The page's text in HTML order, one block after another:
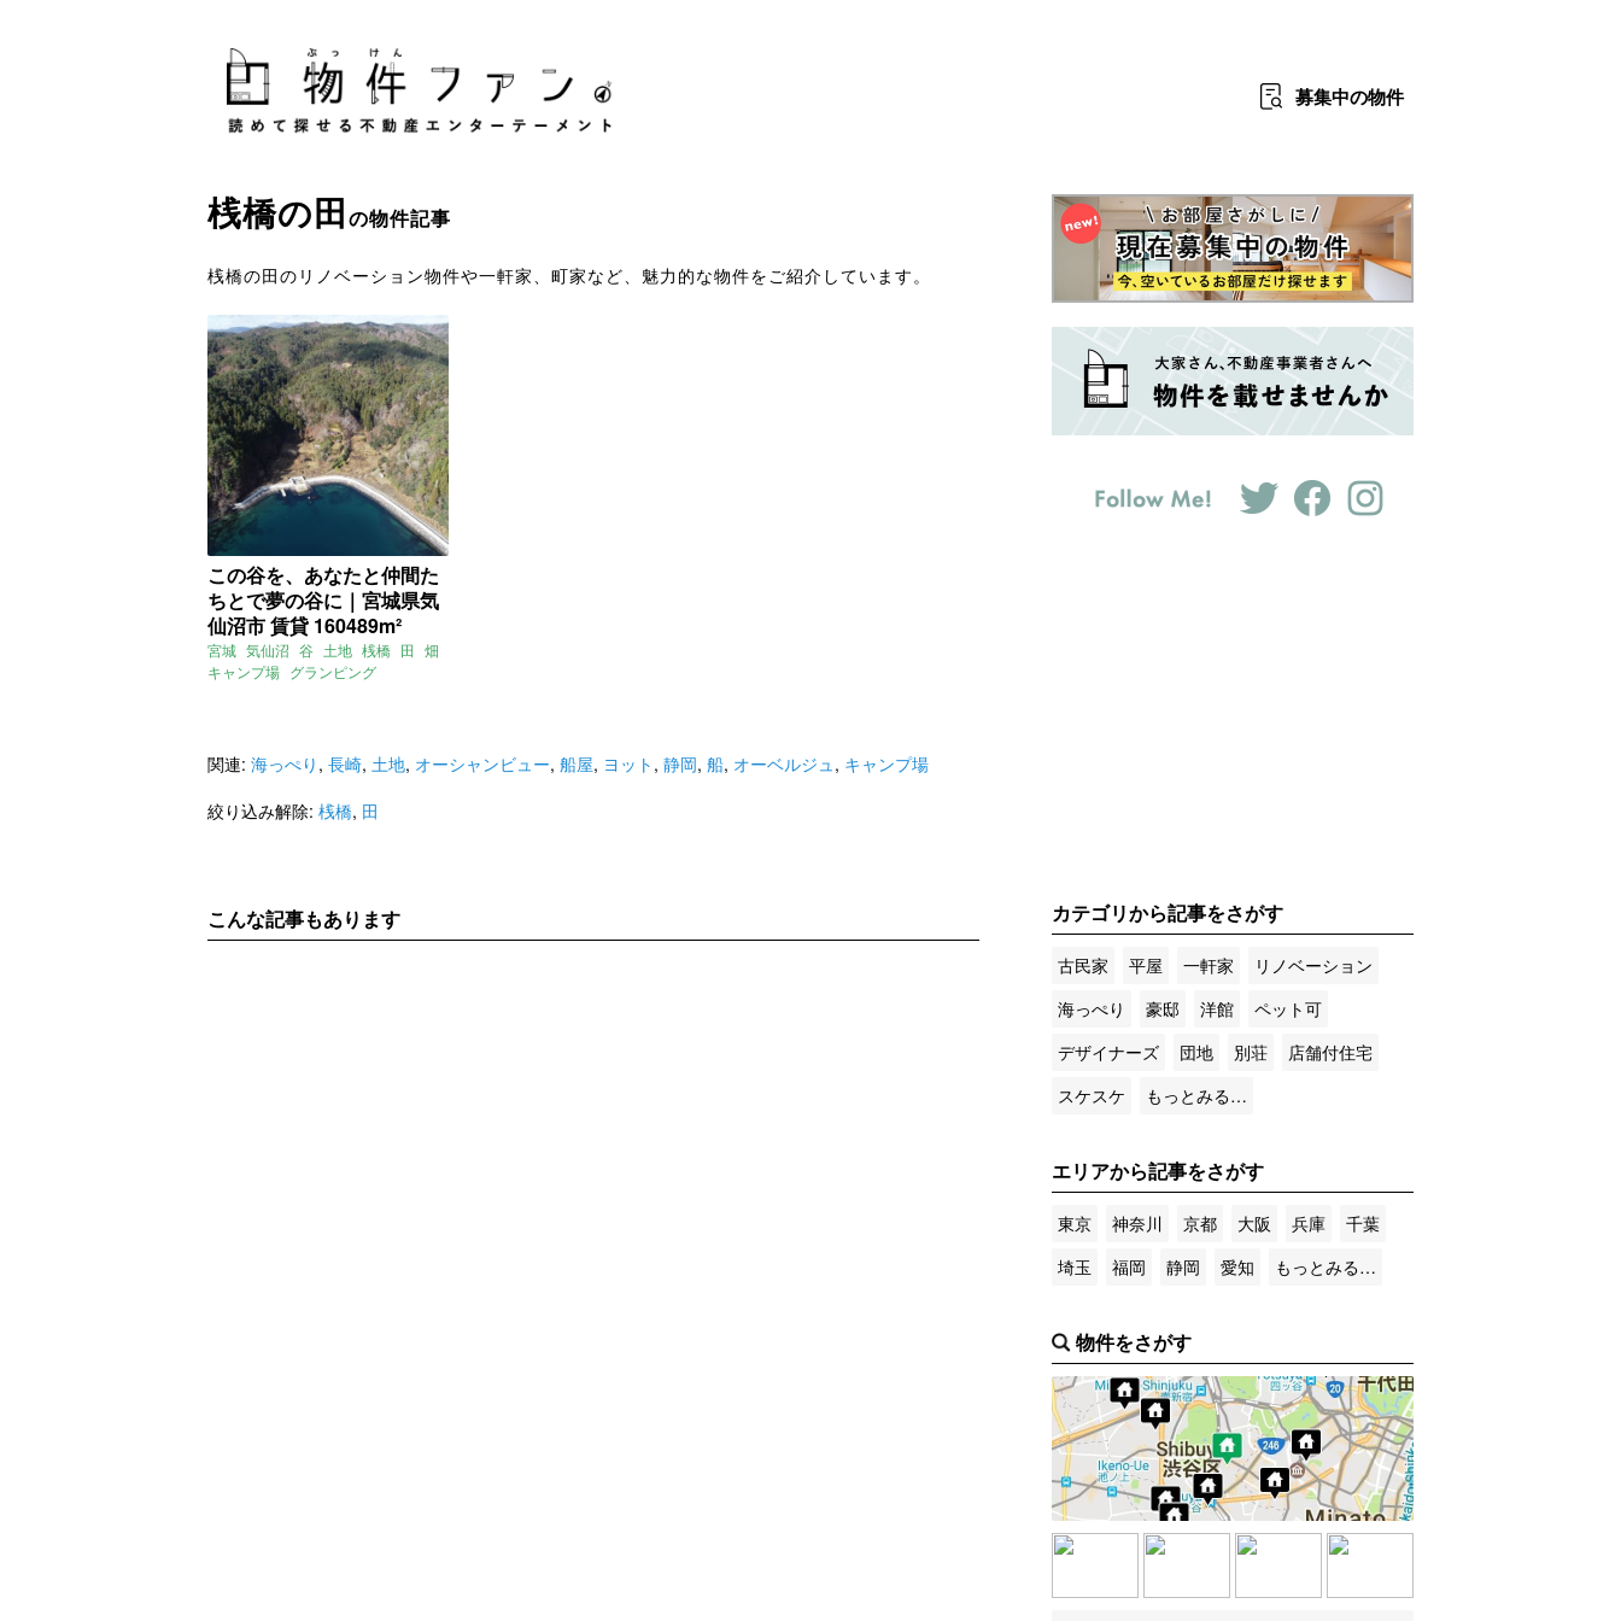
募集中の物件
桟橋の田の物件記事
桟橋の田のリノベーション物件や一軒家、町家など、魅力的な物件をご紹介しています。
この谷を、あなたと仲間た
ちとで夢の谷に｜宮城県気
仙沼市 賃貸 160489m²
宮城 気仙沼 谷 土地 桟橋 田 畑
キャンプ場 グランピング
関連: 海っぺり , 長崎, 土地, オーシャンビュー, 船屋, ヨット , 静岡, 船, オーベルジュ , キャンプ場
絞り込み解除: 桟橋, 田
こんな記事もあります カテゴリから記事をさがす
古民家 平屋 一軒家
リノベーション
海っぺり
豪邸 洋館
ペット可
デザイナーズ
団地 別荘
店舗付住宅
スケスケ
もっとみる…
エリアから記事をさがす
東京 神奈川 京都 大阪 兵庫
千葉
埼玉
福岡 静岡 愛知 もっとみる…
物件をさがす